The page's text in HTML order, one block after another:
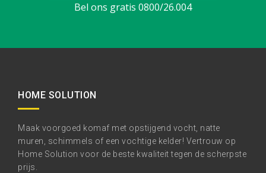
Bel ons gratis 0800/26.004
HOME SOLUTION
Maak voorgoed komaf met opstijgend vocht, natte
muren, schimmels of een vochtige kelder! Vertrouw op
Home Solution voor de beste kwaliteit tegen de scherpste
prijs.